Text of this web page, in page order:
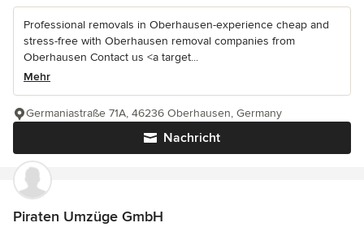
Professional removals in Oberhausen-experience cheap and
stress-free with Oberhausen removal companies from
Oberhausen Contact us <a target...
Mehr
Nachricht
Germaniastraße 71A, 46236 Oberhausen, Germany
Piraten Umzüge GmbH